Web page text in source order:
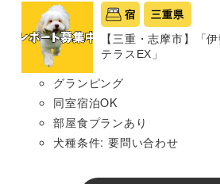
宿 三重県
【三重・志摩市】「
テラスEX」
グランピング
同室宿泊OK
部屋食プランあり
犬種条件: 要問い合わせ